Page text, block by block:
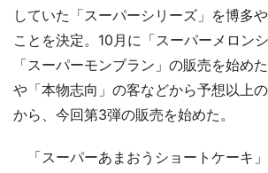
していた「スーパーシリーズ」を博多
ことを決定。10月に「スーパーメロン
「スーパーモンブラン」の販売を始め
や「本物志向」の客などから予想以上
から、今回第3弾の販売を始めた。
「スーパーあまおうショートケーキ